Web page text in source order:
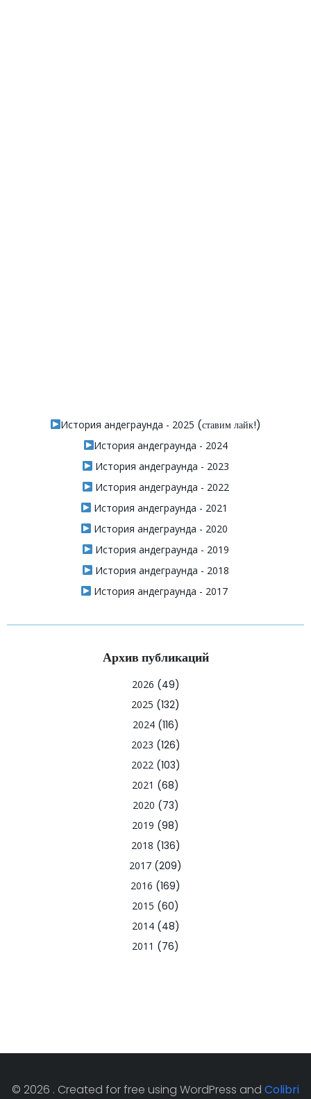
История андеграунда - 2025 (ставим лайк!)
История андеграунда - 2024
История андеграунда - 2023
История андеграунда - 2022
История андеграунда - 2021
История андеграунда - 2020
История андеграунда - 2019
История андеграунда - 2018
История андеграунда - 2017
Архив публикаций
2026 (49)
2025 (132)
2024(116)
2023 (126)
2022(103)
2021 (68)
2020 (73)
2019 (98)
2018 (136)
2017 (209)
2016 (169)
2015 (60)
2014(48)
2011 (76)
© 2026 . Created for free using WordPress and Colibri